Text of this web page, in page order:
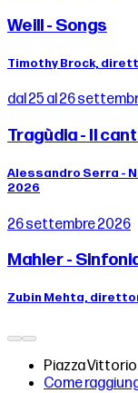
Weill - Songs
Timothy Brock,
dal 25 al 26
Tragùdia - Il
Alessandro Serra -
2026
26 settembre 2026
Mahler -
Zubin Mehta,
Piazza Vittorio
Come